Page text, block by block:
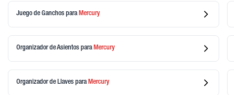
Juego de Ganchos paraMercury
Organizador de Asientos paraMercury
Organizador de Llaves paraMercury